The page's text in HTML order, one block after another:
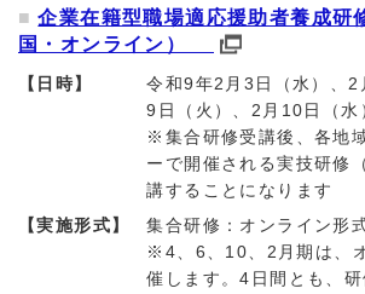
企業在籍型職場適応援助者養成研
国・オンライン）
【日時】
令和9年2月3日（水）、2
9日（火）、2月10日（水
※集合研修受講後、各地
ーで開催される実技研修
講することになります
【実施形式】
集合研修：オンライン形
※4、6、10、2月期は、
催します。4日間とも、